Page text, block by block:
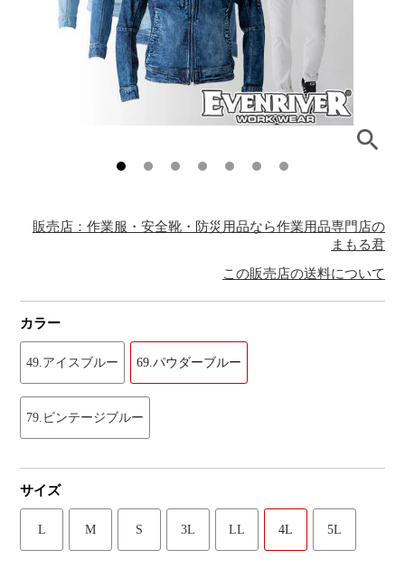
販売店：作業服・安全靴・防災用品なら作業用品専門店の
まもる君
この販売店の送料について
カラー
49.アイスブルー 69.パウダーブルー
79.ビンテージブルー
サイズ
L M S 3L LL 4L 5L